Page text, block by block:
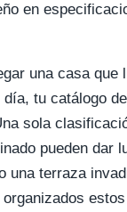
en
una casa
día, tu catálogo
sola
pueden dar
una terraza
organizados